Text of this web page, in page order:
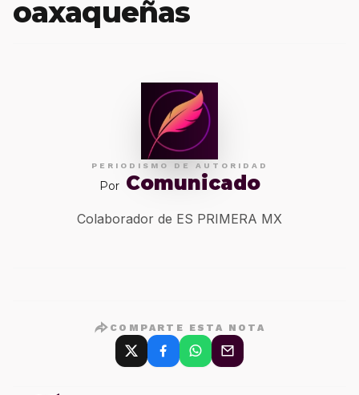
oaxaqueñas
PERIODISMO DE AUTORIDAD
Por Comunicado
Colaborador de ES PRIMERA MX
COMPARTE ESTA NOTA